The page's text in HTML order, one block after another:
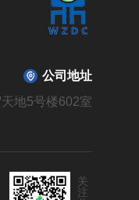
公司地址
地5号楼602室
关
注